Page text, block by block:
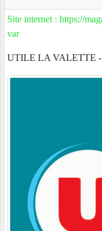
Site internet : https://
var
UTILE LA VALETTE -